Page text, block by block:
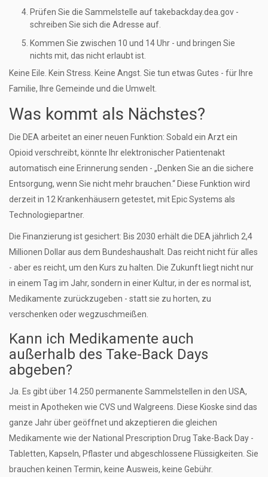
Prüfen Sie die Sammelstelle auf takebackday.dea.gov -
schreiben Sie sich die Adresse auf.
Kommen Sie zwischen 10 und 14 Uhr - und bringen Sie
nichts mit, das nicht erlaubt ist.
Keine Eile. Kein Stress. Keine Angst. Sie tun etwas Gutes - für Ihre
Familie, Ihre Gemeinde und die Umwelt.
Was kommt als Nächstes?
Die DEA arbeitet an einer neuen Funktion: Sobald ein Arzt ein
Opioid verschreibt, könnte Ihr elektronischer Patientenakt
automatisch eine Erinnerung senden - „Denken Sie an die sichere
Entsorgung, wenn Sie nicht mehr brauchen.“ Diese Funktion wird
derzeit in 12 Krankenhäusern getestet, mit Epic Systems als
Technologiepartner.
Die Finanzierung ist gesichert: Bis 2030 erhält die DEA jährlich 2,4
Millionen Dollar aus dem Bundeshaushalt. Das reicht nicht für alles
- aber es reicht, um den Kurs zu halten. Die Zukunft liegt nicht nur
in einem Tag im Jahr, sondern in einer Kultur, in der es normal ist,
Medikamente zurückzugeben - statt sie zu horten, zu
verschenken oder wegzuschmeißen.
Kann ich Medikamente auch
außerhalb des Take-Back Days
abgeben?
Ja. Es gibt über 14.250 permanente Sammelstellen in den USA,
meist in Apotheken wie CVS und Walgreens. Diese Kioske sind das
ganze Jahr über geöffnet und akzeptieren die gleichen
Medikamente wie der National Prescription Drug Take-Back Day -
Tabletten, Kapseln, Pflaster und abgeschlossene Flüssigkeiten. Sie
brauchen keinen Termin, keine Ausweis, keine Gebühr.